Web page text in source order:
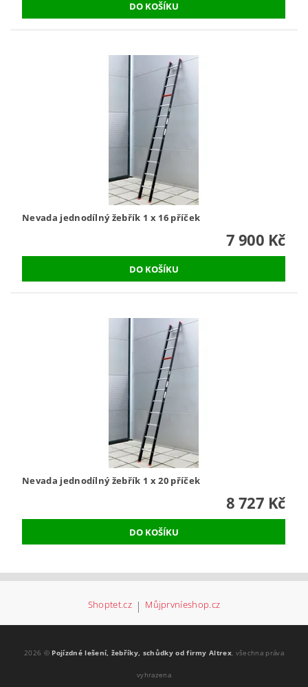
Nevada jednodílný žebřík 1 x 16 příček
7 900 Kč
Nevada jednodílný žebřík 1 x 20 příček
8 727 Kč
Shoptet.cz | Můjprvníeshop.cz
2026 © Pojízdné lešení, žebříky, schůdky od firmy Altrex, všechna práva
vyhrazena